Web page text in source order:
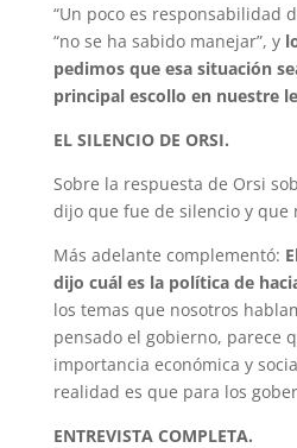
“Un poco es responsabilidad
“no se ha sabido manejar”, y
pedimos que esa situación
principal escollo en nuestre
EL SILENCIO DE ORSI.
Sobre la respuesta de Orsi
dijo que fue de silencio y que
Más adelante complementó:
dijo cuál es la política de
los temas que nosotros
pensado el gobierno, parece
importancia económica y
realidad es que para los
ENTREVISTA COMPLETA.